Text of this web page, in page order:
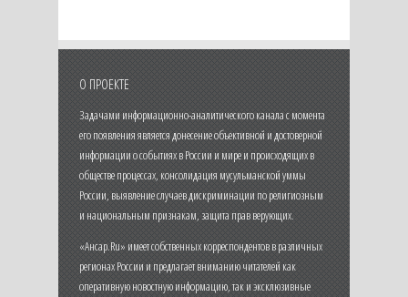
О ПРОЕКТЕ
Задачами информационно-аналитического канала с момента
его появления является донесение объективной и достоверной
информации о событиях в России и мире и происходящих в
обществе процессах, консолидация мусульманской уммы
России, выявление случаев дискриминации по религиозным
и национальным признакам, защита прав верующих.
«Ансар.Ru» имеет собственных корреспондентов в различных
регионах России и предлагает вниманию читателей как
оперативную новостную информацию, так и эксклюзивные